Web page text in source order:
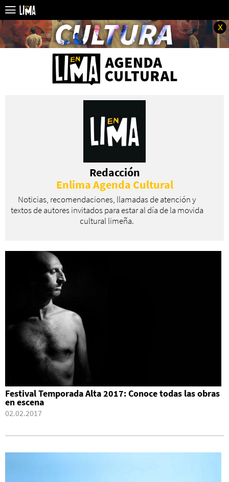
x
Redacción
Enlima Agenda Cultural
Noticias, recomendaciones, llamadas de atención y
textos de autores invitados para estar al día de la movida
cultural limeña.
Festival Temporada Alta 2017: Conoce todas las obras
en escena
02.02.2017